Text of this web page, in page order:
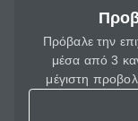
Πρόβαλε την
μέσα από 3
μέγιστη